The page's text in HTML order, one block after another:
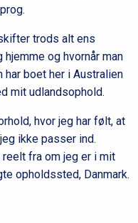
trods alt ens
og hvornår man
boet her i Australien
mit udlandsophold.
hvor jeg har følt, at
ikke passer ind.
fra om jeg er i mit
opholdssted, Danmark.